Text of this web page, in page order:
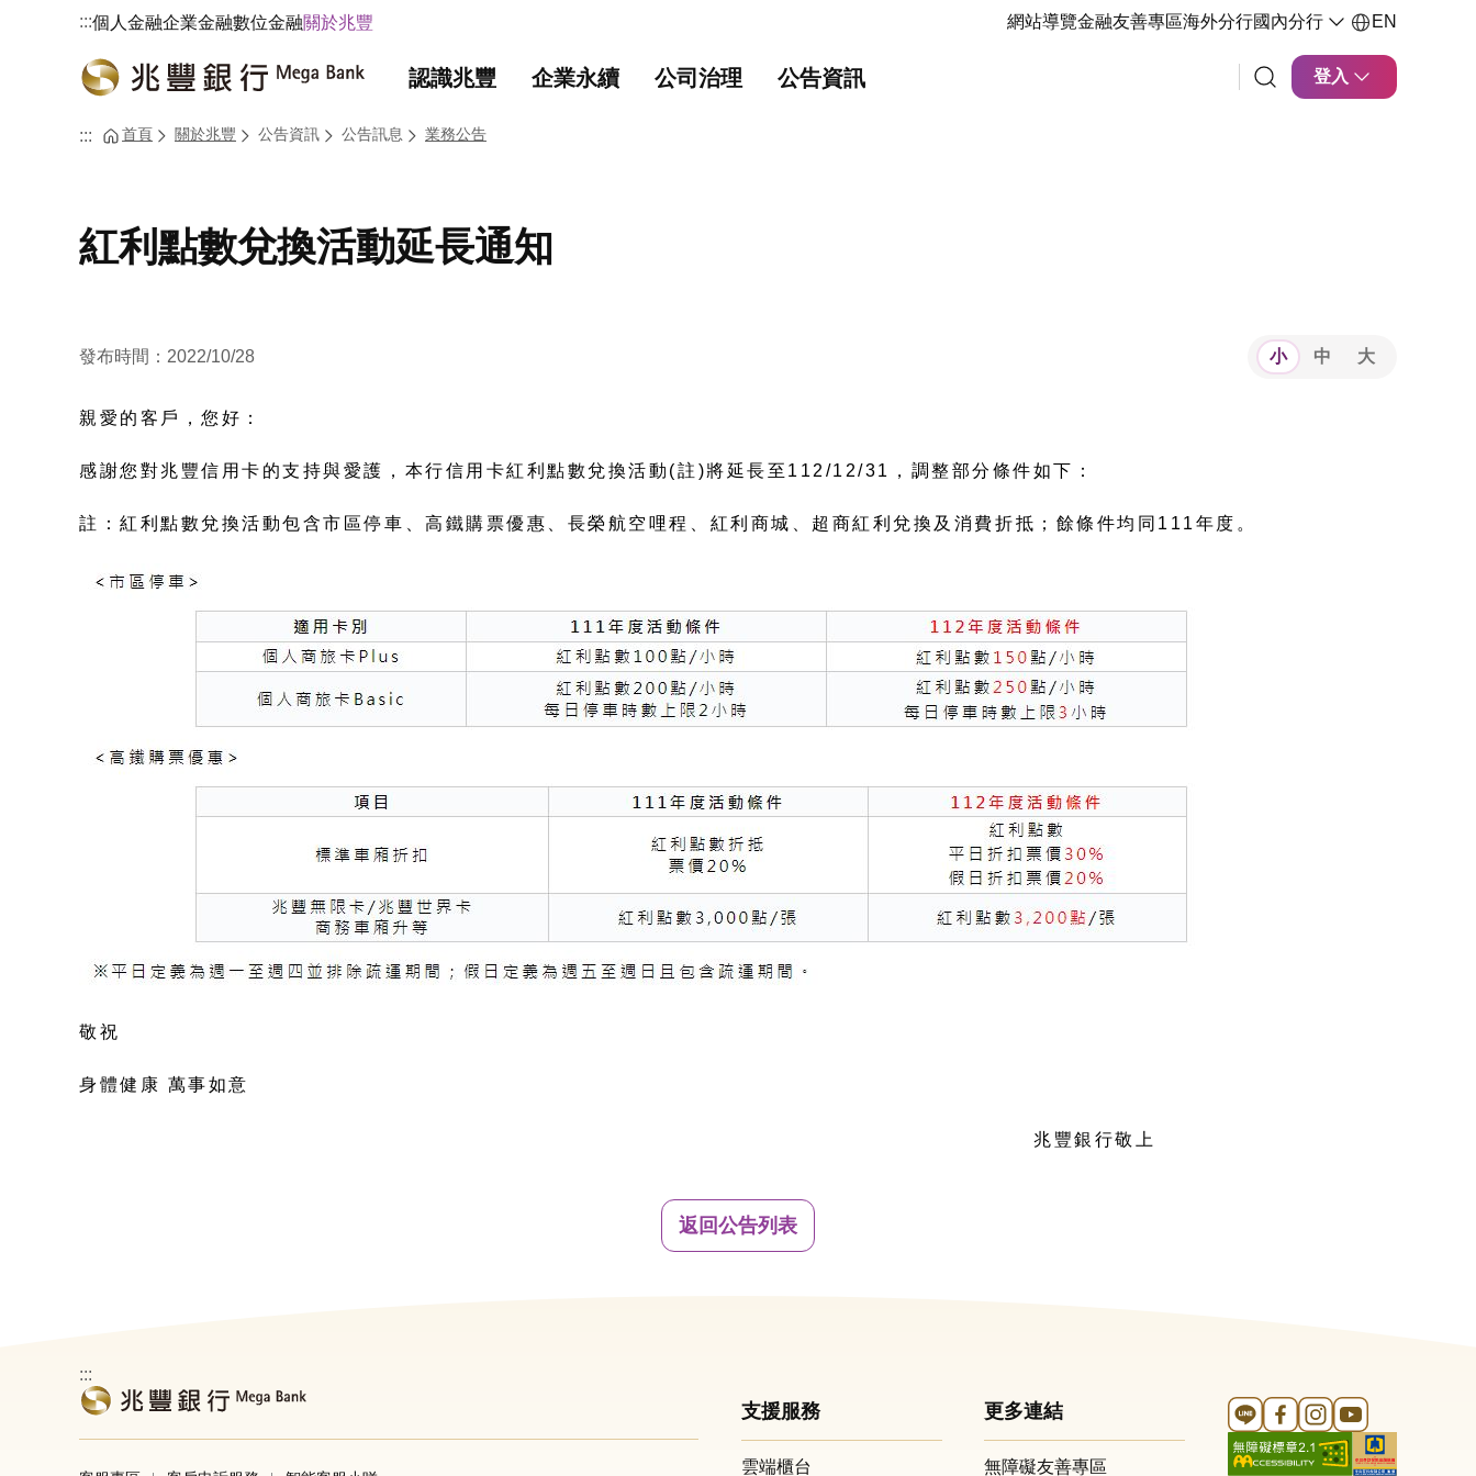
:::個人金融企業金融數位金融關於兆豐 網站導覽金融友善專區海外分行國內分行 EN
認識兆豐 企業永續 公司治理 公告資訊 登入
::: 首頁 關於兆豐 公告資訊 公告訊息 業務公告
紅利點數兌換活動延長通知
發布時間：2022/10/28 小 中 大
親愛的客戶，您好：
感謝您對兆豐信用卡的支持與愛護，本行信用卡紅利點數兌換活動(註)將延長至112/12/31，調整部分條件如下：
註：紅利點數兌換活動包含市區停車、高鐵購票優惠、長榮航空哩程、紅利商城、超商紅利兌換及消費折抵；餘條件均同111年度。
敬祝
身體健康 萬事如意
兆豐銀行敬上
返回公告列表
:::
支援服務
雲端櫃台
更多連結
無障礙友善專區
Line 官方帳號
FB 官方帳號
Instagram 官方帳號
YouTube 官方帳號